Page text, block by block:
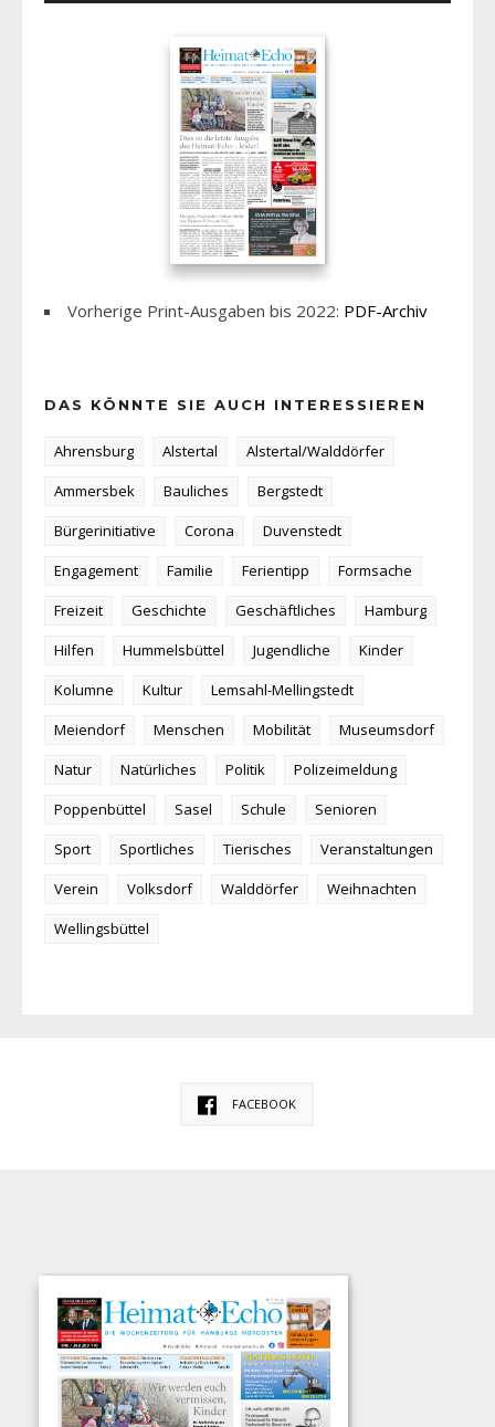
Vorherige Print-Ausgaben bis 2022: PDF-Archiv
DAS KÖNNTE SIE AUCH INTERESSIEREN
Ahrensburg Alstertal
Alstertal/Walddörfer
Ammersbek
Bauliches
Bergstedt
Bürgerinitiative
Corona
Duvenstedt
Engagement
Familie Ferientipp
Formsache
Freizeit
Geschichte Geschäftliches
Hamburg
Hilfen
Hummelsbüttel Jugendliche
Kinder
Kolumne
Kultur
Lemsahl-Mellingstedt
Meiendorf
Menschen Mobilität
Museumsdorf
Natur
Natürliches Politik
Polizeimeldung
Poppenbüttel
Sasel Schule
Senioren
Sport
Sportliches Tierisches
Veranstaltungen
Verein
Volksdorf Walddörfer
Weihnachten
Wellingsbüttel
FACEBOOK